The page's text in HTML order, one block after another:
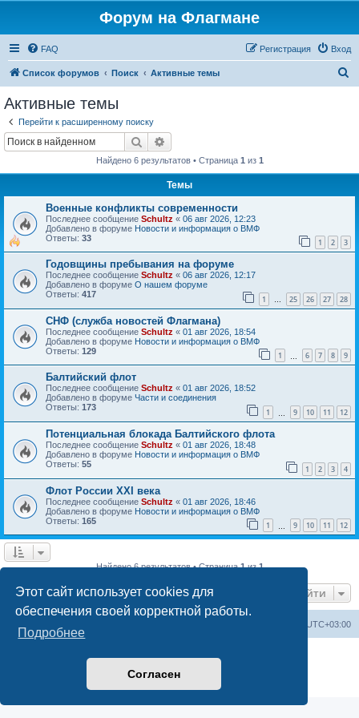
Этот сайт использует cookies для
обеспечения своей корректной работы.
Подробнее
Согласен
Форум на Флагмане
FAQ Вход
Регистрация
Список форумов Поиск Активные темы
Активные темы
Перейти к расширенному поиску
Поиск
Найдено 6 результатов • Страница 1 из 1
Темы
Военные конфликты современности
Последнее сообщение Schultz « 06 авг 2026, 12:23
Добавлено в форуме Новости и информация о ВМФ
Ответы: 33 1 2 3
Годовщины пребывания на форуме
Последнее сообщение Schultz « 06 авг 2026, 12:17
Добавлено в форуме О нашем форуме
Ответы: 417 1 … 25 26 27 28
СНФ (служба новостей Флагмана)
Последнее сообщение Schultz « 01 авг 2026, 18:54
Добавлено в форуме Новости и информация о ВМФ
Ответы: 129 1 6 7 8 9
Балтийский флот
Последнее сообщение Schultz « 01 авг 2026, 18:52
Добавлено в форуме Части и соединения
Ответы: 173 1 9 10 11 12
Потенциальная блокада Балтийского флота
Последнее сообщение Schultz « 01 авг 2026, 18:48
Добавлено в форуме Новости и информация о ВМФ
Ответы: 55 1 2 3 4
Флот России ХХI века
Последнее сообщение Schultz « 01 авг 2026, 18:46
Добавлено в форуме Новости и информация о ВМФ
Ответы: 165 1 9 10 11 12
Найдено 6 результатов • Страница1из1
Перейти
UTC+03:00